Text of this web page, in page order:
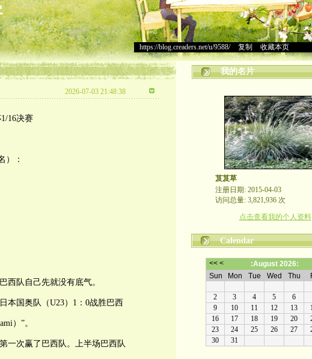
https://blog.creaders.net/u/9588/> 复制 收藏本页
2026-07-03 21:48:38
16决赛
）：
西队自己先就没有底气。
本国奥队（U23）1：0战胜巴西
）”。
一次赢了巴西队。上半场巴西队
我的名片
芨芨草
注册日期: 2015-04-03
访问总量: 3,821,936 次
点击查看我的个人资料
Calendar